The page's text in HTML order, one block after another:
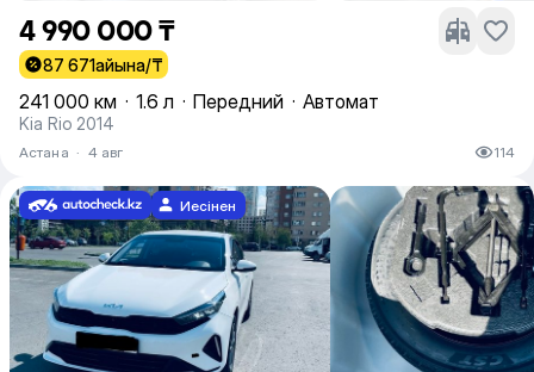
4 990 000 ₸
87 671айына/₸
241 000 км · 1.6 л · Передний · Автомат
Kia Rio 2014
Астана · 4 авг 114
Иесінен